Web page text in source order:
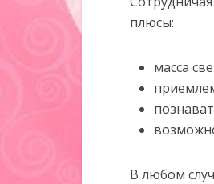
плюсы:
масса
В любом